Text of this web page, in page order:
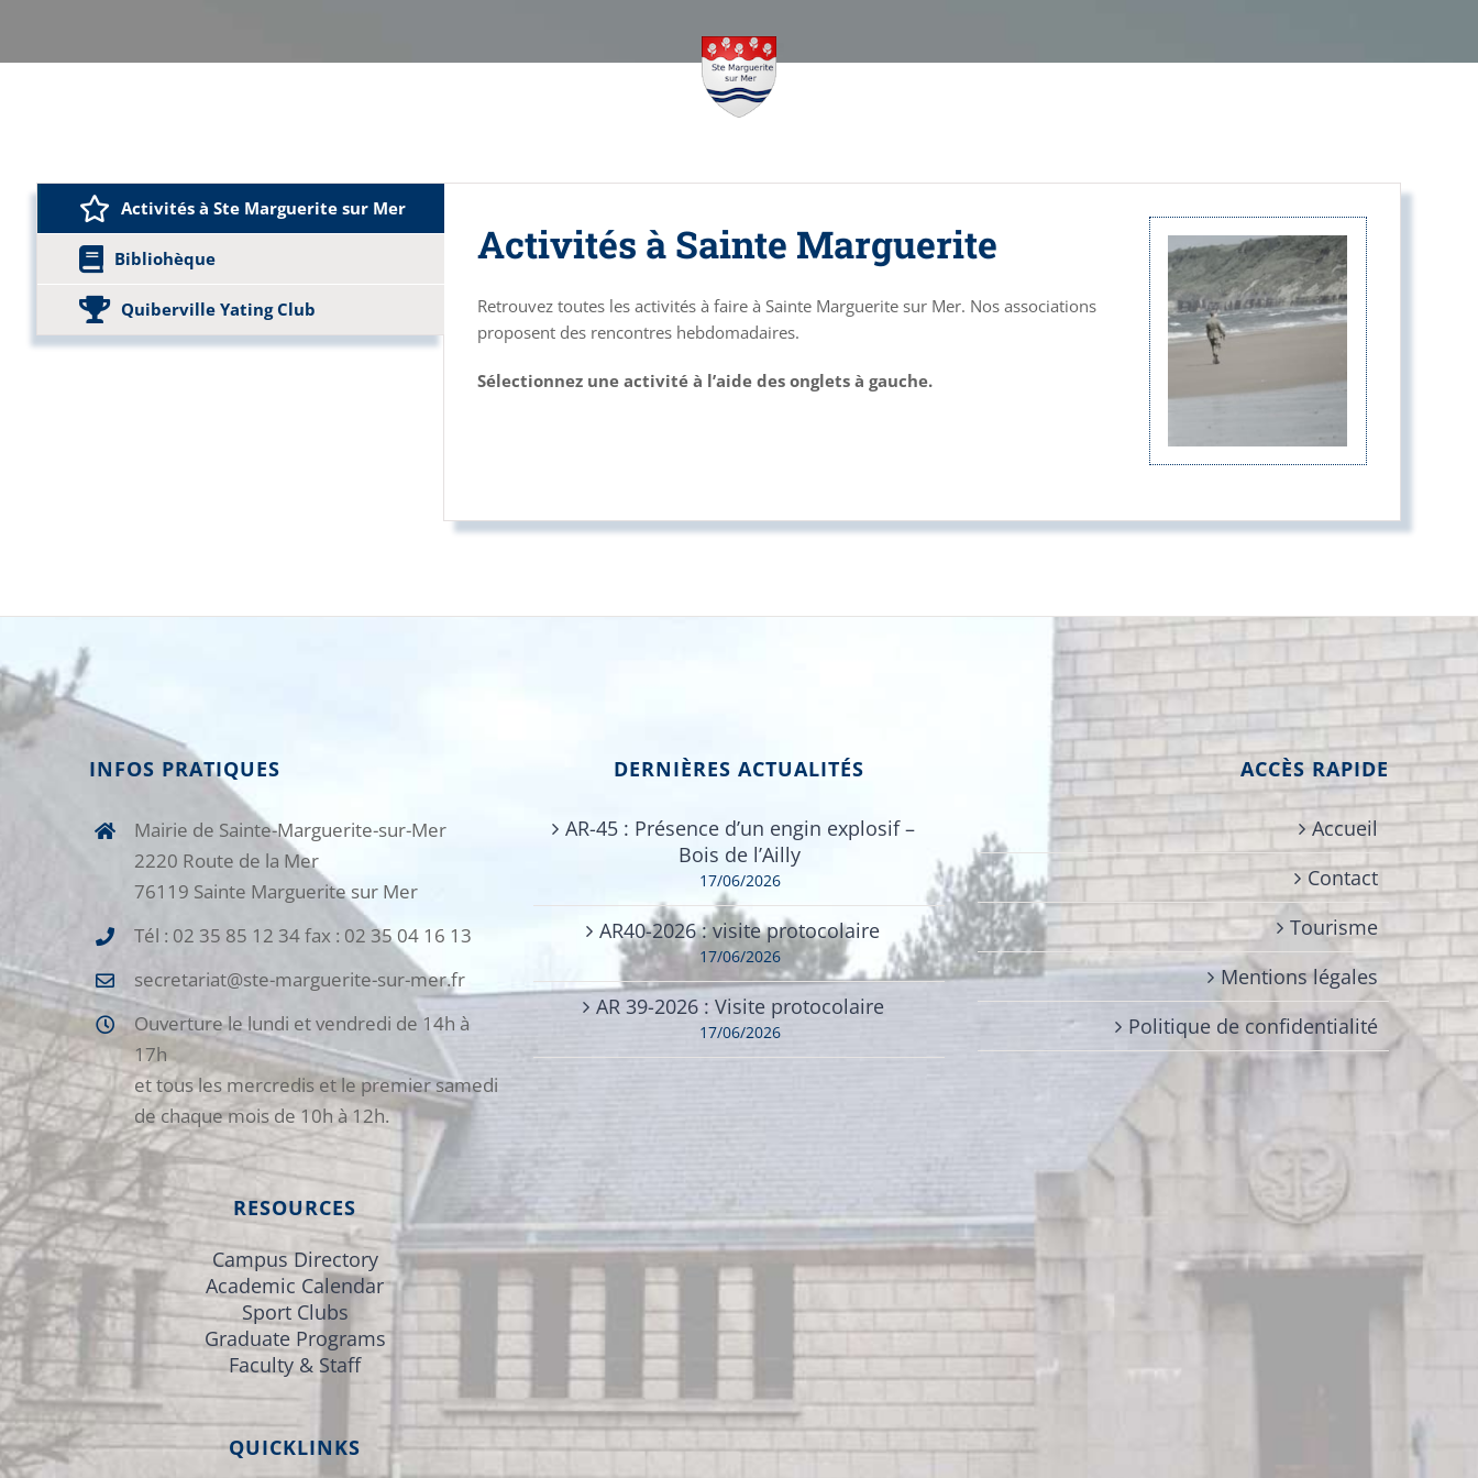
Activités à Ste Marguerite sur Mer
Bibliohèque
Quiberville Yating Club
Activités à Sainte Marguerite
Retrouvez toutes les activités à faire à Sainte Marguerite sur Mer. Nos associations
proposent des rencontres hebdomadaires.
Sélectionnez une activité à l’aide des onglets à gauche.
INFOS PRATIQUES
Mairie de Sainte-Marguerite-sur-Mer
2220 Route de la Mer
76119 Sainte Marguerite sur Mer
Tél : 02 35 85 12 34 fax : 02 35 04 16 13
secretariat@ste-marguerite-sur-mer.fr
Ouverture le lundi et vendredi de 14h à
17h
et tous les mercredis et le premier samedi
de chaque mois de 10h à 12h.
RESOURCES
Campus Directory
Academic Calendar
Sport Clubs
Graduate Programs
Faculty & Staff
QUICKLINKS
DERNIÈRES ACTUALITÉS
AR-45 : Présence d’un engin explosif –
Bois de l’Ailly
17/06/2026
AR40-2026 : visite protocolaire
17/06/2026
AR 39-2026 : Visite protocolaire
17/06/2026
ACCÈS RAPIDE
Accueil
Contact
Tourisme
Mentions légales
Politique de confidentialité